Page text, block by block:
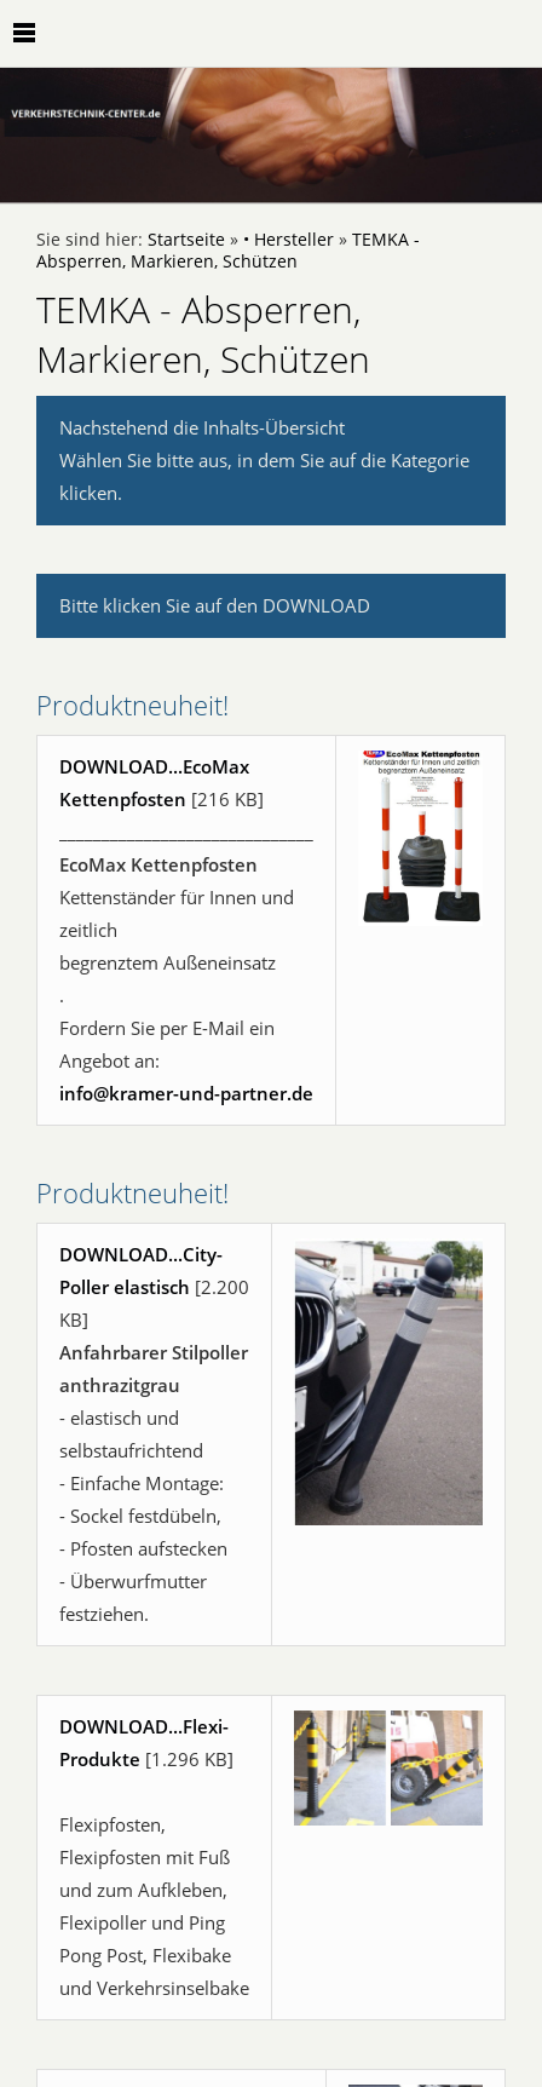
Sie sind hier: Startseite » • Hersteller » TEMKA -
Absperren, Markieren, Schützen
TEMKA - Absperren,
Markieren, Schützen
Nachstehend die Inhalts-Übersicht
Wählen Sie bitte aus, in dem Sie auf die Kategorie
klicken.
Bitte klicken Sie auf den DOWNLOAD
Produktneuheit!
DOWNLOAD...EcoMax
Kettenpfosten [216 KB]
EcoMax Kettenpfosten
Kettenständer für Innen und
zeitlich
begrenztem Außeneinsatz
.
Fordern Sie per E-Mail ein
Angebot an:
info@kramer-und-partner.de
Produktneuheit!
DOWNLOAD...City-
Poller elastisch [2.200
KB]
Anfahrbarer Stilpoller
anthrazitgrau
- elastisch und
selbstaufrichtend
- Einfache Montage:
- Sockel festdübeln,
- Pfosten aufstecken
- Überwurfmutter
festziehen.
DOWNLOAD...Flexi-
Produkte [1.296 KB]
Flexipfosten,
Flexipfosten mit Fuß
und zum Aufkleben,
Flexipoller und Ping
Pong Post, Flexibake
und Verkehrsinselbake